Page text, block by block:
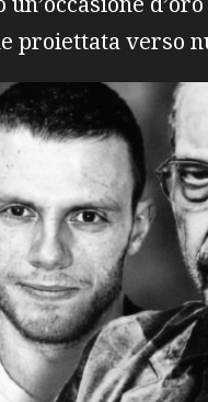
proiettata verso